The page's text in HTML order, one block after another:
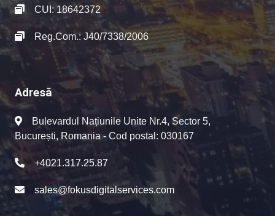
CUI: 18642372
Reg.Com.: J40/7338/2006
Adresă
Bulevardul Națiunile Unite Nr.4, Sector 5,
București, Romania - Cod postal: 030167
+4021.317.25.87
sales@fokusdigitalservices.com